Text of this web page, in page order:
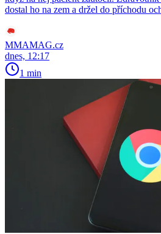
dostal ho na zem a držel do příchodu
MMAMAG.cz
dnes, 12:17
1 min